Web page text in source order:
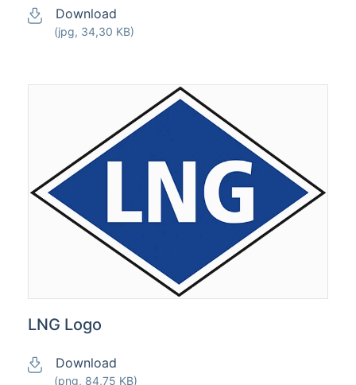
Download
(jpg, 34,30 KB)
LNG Logo
Download
(png, 84,75 KB)